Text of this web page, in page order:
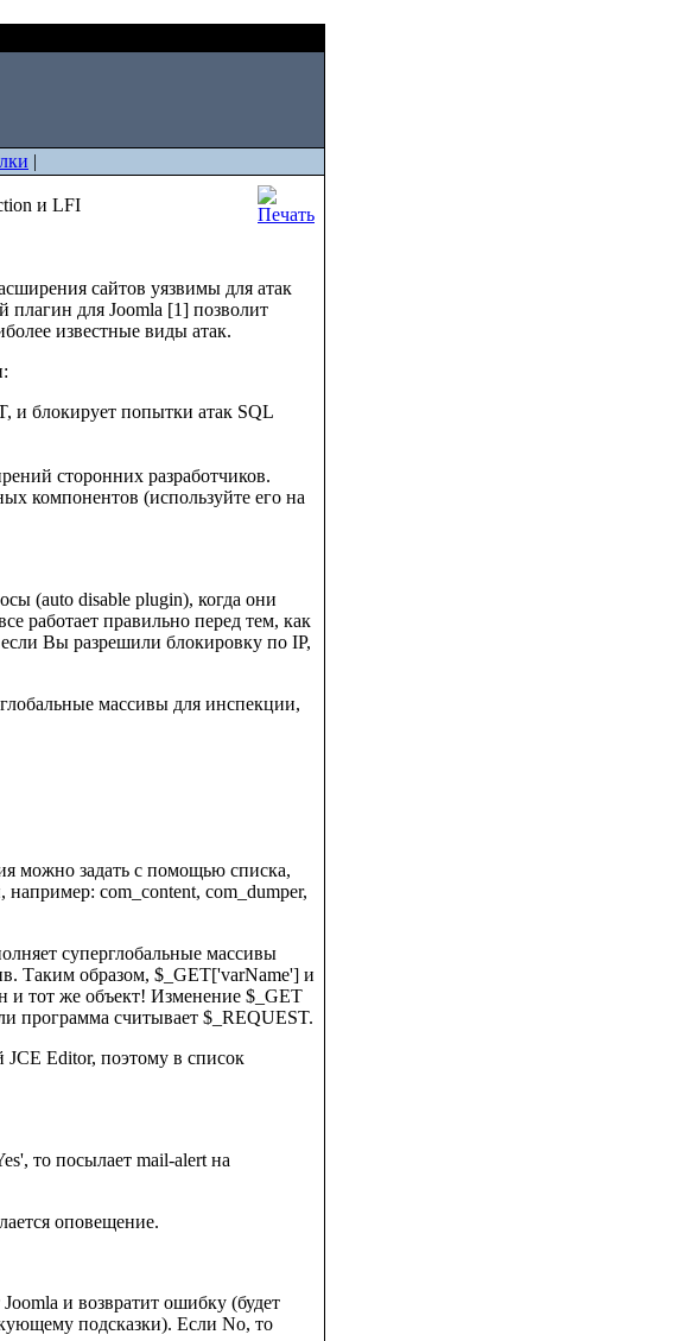
|
и LFI
сайтов уязвимы для атак
для Joomla [1] позволит
известные виды атак.
и блокирует попытки атак SQL
сторонних разработчиков.
компонентов (используйте его на
(auto disable plugin), когда они
работает правильно перед тем, как
Вы разрешили блокировку по IP,
массивы для инспекции,
можно задать с помощью списка,
например: com_content, com_dumper,
суперглобальные массивы
Таким образом, $_GET['varName'] и
и тот же объект! Изменение $_GET
программа считывает $_REQUEST.
JCE Editor, поэтому в список
то посылает mail-alert на
оповещение.
и возвратит ошибку (будет
подсказки). Если No, то